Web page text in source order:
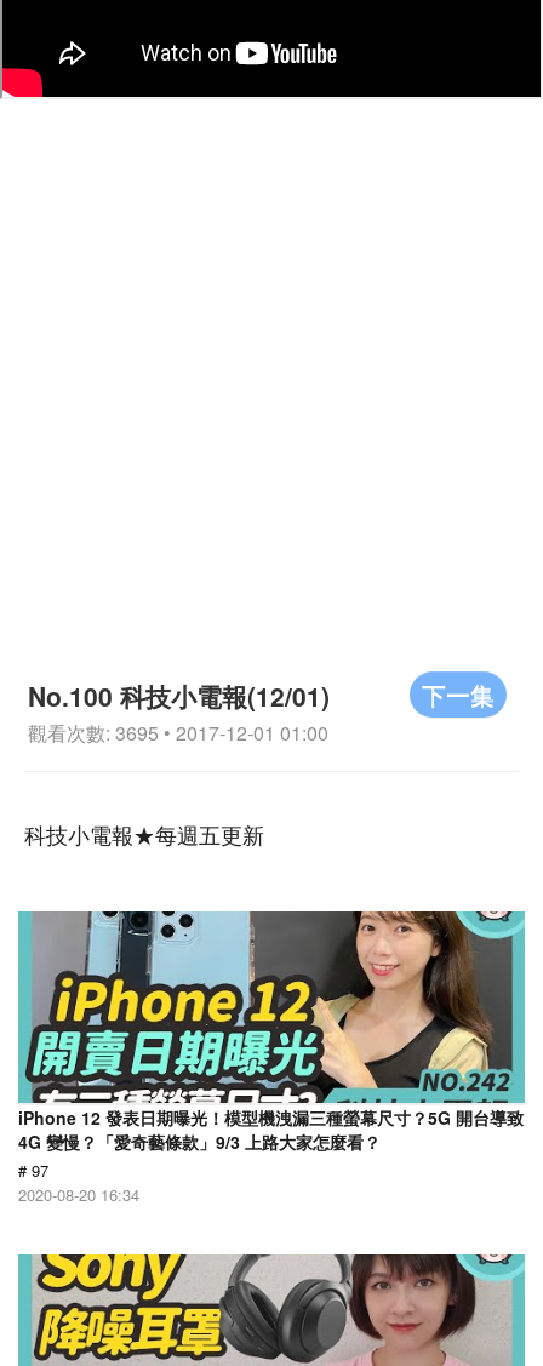
下一集
No.100 科技小電報(12/01)
觀看次數: 3695 • 2017-12-01 01:00
科技小電報★每週五更新
iPhone 12 發表日期曝光！模型機洩漏三種螢幕尺寸？5G 開台導致
4G 變慢？「愛奇藝條款」9/3 上路大家怎麼看？
# 97
2020-08-20 16:34